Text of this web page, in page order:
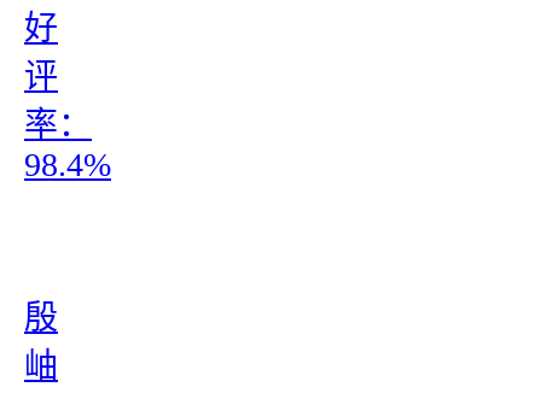
好
评
率：
98.4%
殷
岫